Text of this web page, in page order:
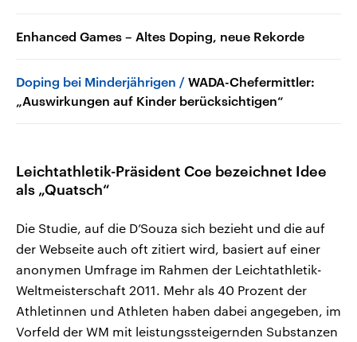
Enhanced Games – Altes Doping, neue Rekorde
Doping bei Minderjährigen
WADA-Chefermittler:
„Auswirkungen auf Kinder berücksichtigen“
Leichtathletik-Präsident Coe bezeichnet Idee
als „Quatsch“
Die Studie, auf die D’Souza sich bezieht und die auf
der Webseite auch oft zitiert wird, basiert auf einer
anonymen Umfrage im Rahmen der Leichtathletik-
Weltmeisterschaft 2011. Mehr als 40 Prozent der
Athletinnen und Athleten haben dabei angegeben, im
Vorfeld der WM mit leistungssteigernden Substanzen